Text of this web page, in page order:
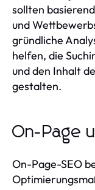
sollten
und
gründliche
helfen, die
und den Inhalt
gestalten.
On-Page
On-Page-SEO